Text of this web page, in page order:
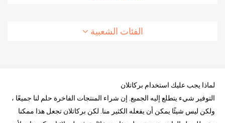
الفئات الشعبية
لماذا يجب عليك استخدام بركاتلان
التوفير شيء يتطلع إليه الجميع. إن شراء المنتجات الفاخرة حلم لنا جميعًا ،
ولكن ليس شيئًا يمكن أن يفعله الكثير منا. لكن بركاتلان تجعل هذا ممكنا